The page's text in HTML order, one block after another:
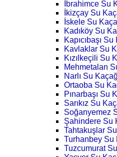
İbrahimce Su
İkizçay Su
İskele Su
Kadıköy Su
Kapıcıbaşı
Kavlaklar Su
Kızılkeçili Su
Mehmetalan
Narlı Su
Ortaoba Su
Pınarbaşı Su
Sarıkız Su
Soğanyemez
Şahindere Su
Tahtakuşlar
Turhanbey Su
Tuzcumurat